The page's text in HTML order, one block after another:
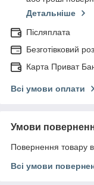
Детальніше
Післяплата
Безготівковий
Карта Приват
Всі умови оплати
Умови
Повернення товару
Всі умови